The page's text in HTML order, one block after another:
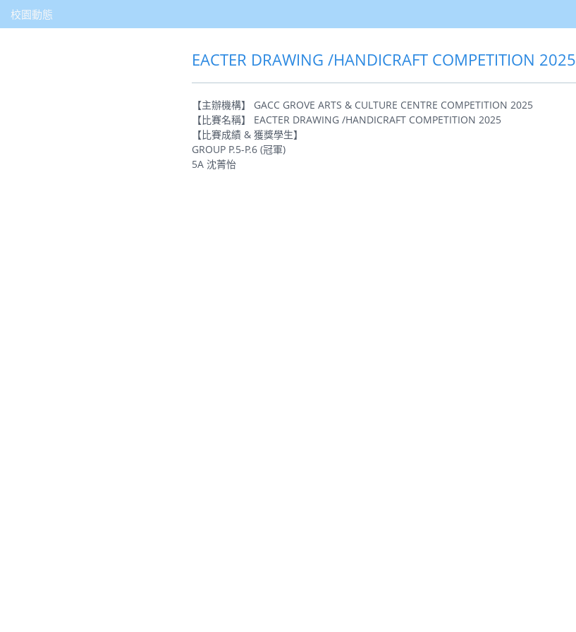
校園動態
EACTER DRAWING /HANDICRAFT COMPETITION 2025
【主辦機構】 GACC GROVE ARTS & CULTURE CENTRE COMPETITION 2025
【比賽名稱】 EACTER DRAWING /HANDICRAFT COMPETITION 2025
【比賽成績 & 獲獎學生】
GROUP P.5-P.6 (冠軍)
5A 沈菁怡